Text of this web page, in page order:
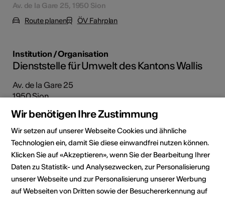
Av. de la Gare 25, 1950 Sion
Route planen
ÖV Fahrplan
Institution / Organisation
Dienststelle für Umwelt des Kantons Wallis
Av. de la Gare 25
1950 Sion
E-Mail
Webseite
Route planen
ÖV Fahrplan
Wir benötigen Ihre Zustimmung
Wir setzen auf unserer Webseite Cookies und ähnliche
Technologien ein, damit Sie diese einwandfrei nutzen können.
Klicken Sie auf «Akzeptieren», wenn Sie der Bearbeitung Ihrer
Daten zu Statistik- und Analysezwecken, zur Personalisierung
unserer Webseite und zur Personalisierung unserer Werbung
auf Webseiten von Dritten sowie der Besuchererkennung auf